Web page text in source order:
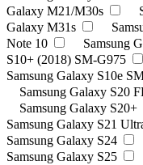
Galaxy M21/M30s
Galaxy M31s
Note 10
Samsung
S10+ (2018) SM-G975
Samsung Galaxy S10e
Samsung Galaxy S20
Samsung Galaxy S20+
Samsung Galaxy S21
Samsung Galaxy S24
Samsung Galaxy S25